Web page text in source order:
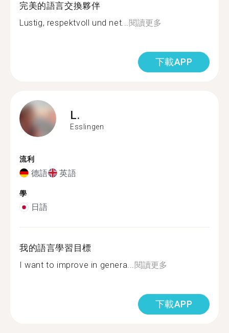
完美的語言交換夥伴
Lustig, respektvoll und net...閱讀更多
下載APP
L.
Esslingen
流利
德語 英語
學
日語
我的語言學習目標
I want to improve in genera...閱讀更多
下載APP